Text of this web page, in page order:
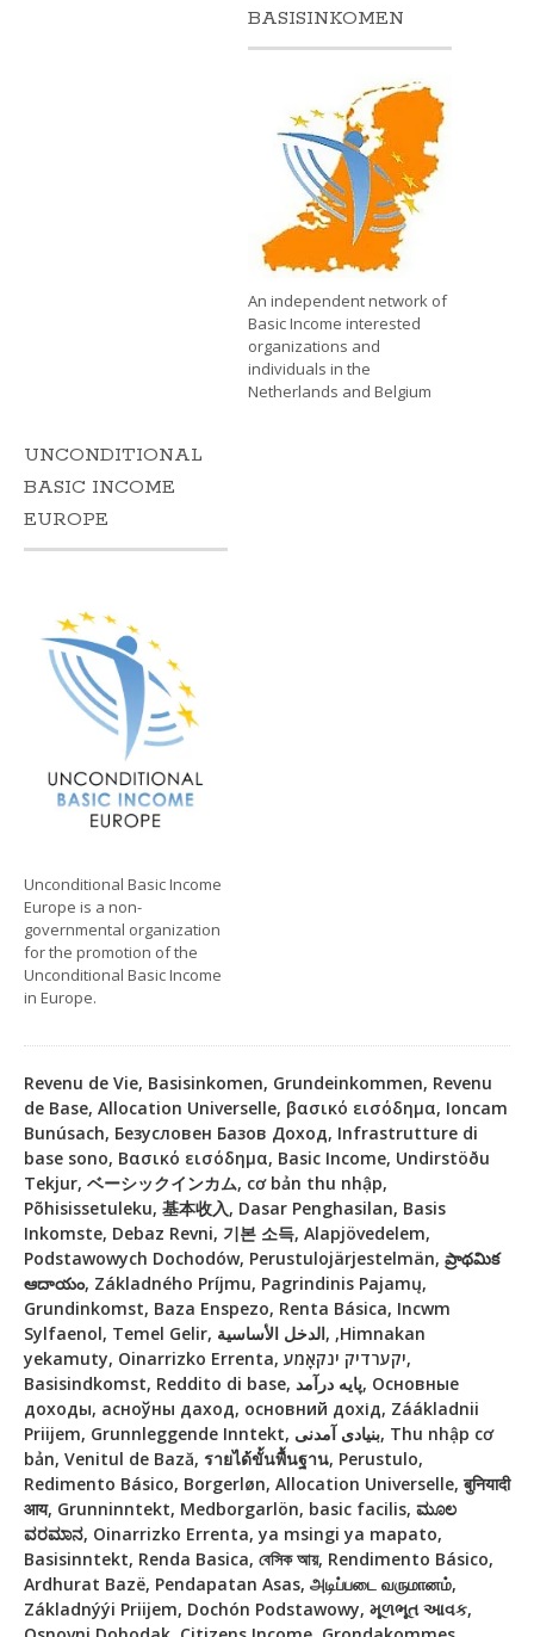
BASISINKOMEN
An independent network of
Basic Income interested
organizations and
individuals in the
Netherlands and Belgium
UNCONDITIONAL
BASIC INCOME
EUROPE
Unconditional Basic Income
Europe is a non-
governmental organization
for the promotion of the
Unconditional Basic Income
in Europe.
Revenu de Vie, Basisinkomen, Grundeinkommen, Revenu
de Base, Allocation Universelle, βασικό εισόδημα, Ioncam
Bunúsach, Безусловен Базов Доход, Infrastrutture di
base sono, Βασικό εισόδημα, Basic Income, Undirstöðu
Tekjur, ベーシックインカム, cơ bản thu nhập,
Põhisissetuleku, 基本收入, Dasar Penghasilan, Basis
Inkomste, Debaz Revni, 기본 소득, Alapjövedelem,
Podstawowych Dochodów, Perustulojärjestelmän, ప్రాథమిక
ఆదాయం, Základného Príjmu, Pagrindinis Pajamų,
Grundinkomst, Baza Enspezo, Renta Básica, Incwm
Sylfaenol, Temel Gelir, الدخل الأساسية, ,Himnakan
yekamuty, Oinarrizko Errenta, יקערדיק ינקאָמע,
Basisindkomst, Reddito di base, پایه درآمد, Основные
доходы, асноўны даход, основний дохід, Záákladnii
Priijem, Grunnleggende Inntekt, بنیادی آمدنی, Thu nhập cơ
bản, Venitul de Bază, รายได้ขั้นพื้นฐาน, Perustulo,
Redimento Básico, Borgerløn, Allocation Universelle, बुनियादी
आय, Grunninntekt, Medborgarlön, basic facilis, ಮೂಲ
ವರಮಾನ, Oinarrizko Errenta, ya msingi ya mapato,
Basisinntekt, Renda Basica, বেসিক আয়, Rendimento Básico,
Ardhurat Bazë, Pendapatan Asas, அடிப்படை வருமானம்,
Základnýýi Priijem, Dochón Podstawowy, મૂળભૂત આવક,